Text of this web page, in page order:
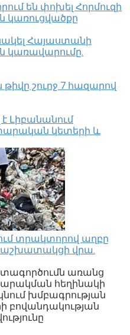
են փոխել Հորմուզի
կառուցվածքը
Հայաստանի
կառավարումը.
շուրջ 7 հազարով
է Լիբանանում
կետերի և
տրակտորով աղբը
աշխատակցի վրա.
առանց
հեղինակի
խմբագրության
բովանդակության